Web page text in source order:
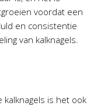
voordat een
en consistentie
van kalknagels.
is het ook